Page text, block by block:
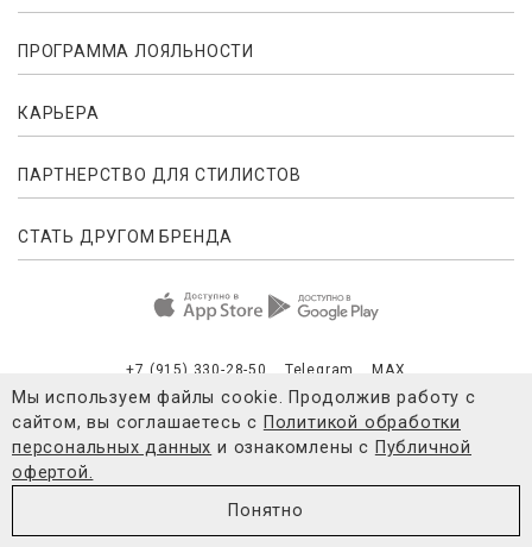
ПРОГРАММА ЛОЯЛЬНОСТИ
КАРЬЕРА
ПАРТНЕРСТВО ДЛЯ СТИЛИСТОВ
СТАТЬ ДРУГОМ БРЕНДА
+7 (915) 330-28-50 Telegram MAX
Согласие на обработку персональных
© 2021-2026 4FORMS
Мы используем файлы cookie. Продолжив работу с
сайтом, вы соглашаетесь с Политикой обработки
персональных данных и ознакомлены с Публичной
офертой.
Понятно